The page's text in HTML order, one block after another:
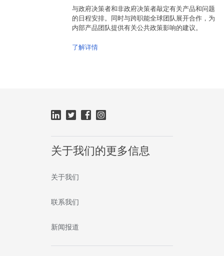
与政府决策者和非政府决策者敲定有关产品和问题
的日程安排。同时与跨职能全球团队展开合作，为
内部产品团队提供有关公共政策影响的建议。
了解详情
关于我们的更多信息
关于我们
联系我们
新闻报道